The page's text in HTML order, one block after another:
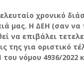
χρονικό
μας. Η ΔΕΗ (σαν
να επιβάλει
της για οριστικό
του νόμου 4936/2022